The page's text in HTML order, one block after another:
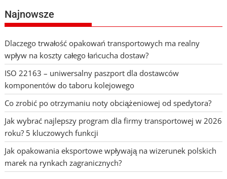
Najnowsze
Dlaczego trwałość opakowań transportowych ma realny
wpływ na koszty całego łańcucha dostaw?
ISO 22163 – uniwersalny paszport dla dostawców
komponentów do taboru kolejowego
Co zrobić po otrzymaniu noty obciążeniowej od spedytora?
Jak wybrać najlepszy program dla firmy transportowej w 2026
roku? 5 kluczowych funkcji
Jak opakowania eksportowe wpływają na wizerunek polskich
marek na rynkach zagranicznych?